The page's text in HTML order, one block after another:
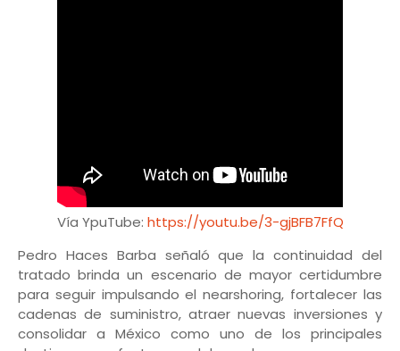
Vía YpuTube: https://youtu.be/3-gjBFB7FfQ
Pedro Haces Barba señaló que la continuidad del
tratado brinda un escenario de mayor certidumbre
para seguir impulsando el nearshoring, fortalecer las
cadenas de suministro, atraer nuevas inversiones y
consolidar a México como uno de los principales